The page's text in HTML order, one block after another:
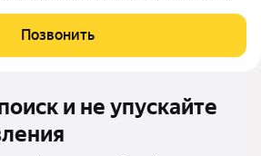
по капитальному ремонту.
в том числе
Позвонить
и не упускайте